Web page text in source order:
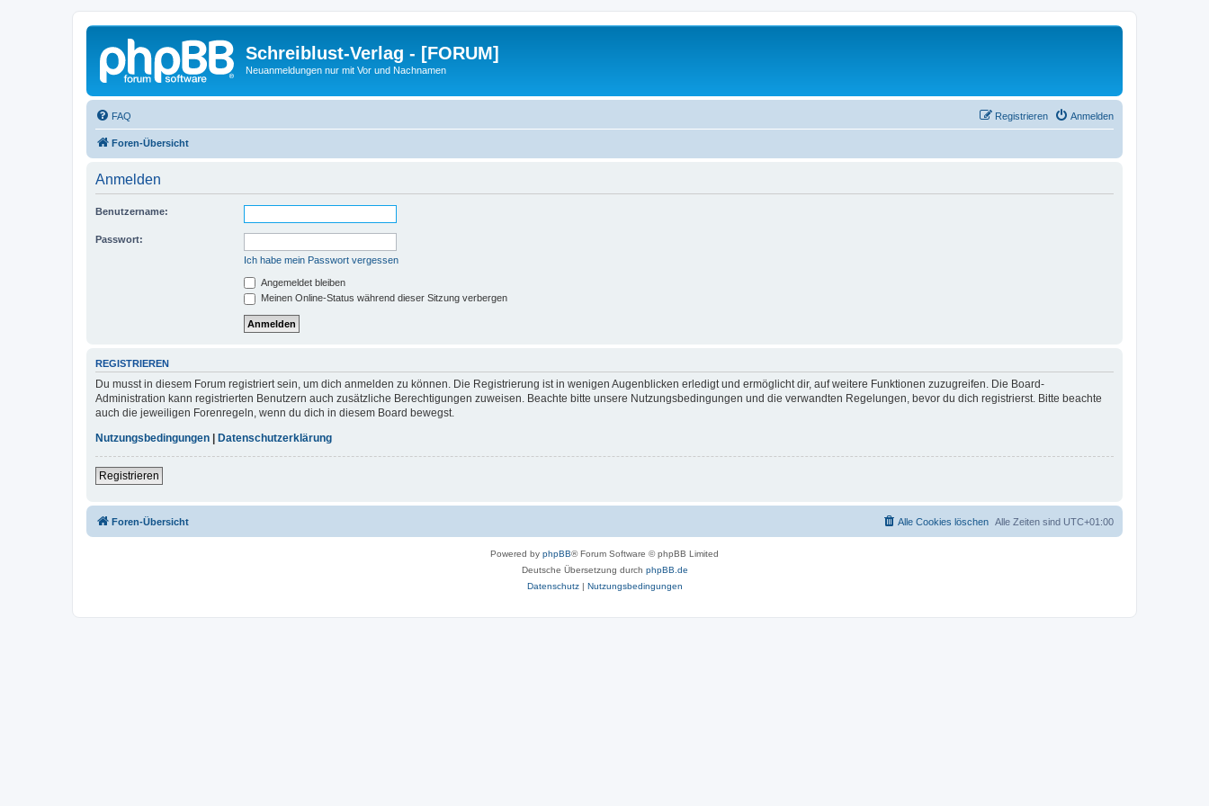
Schreiblust-Verlag - [FORUM]
Neuanmeldungen nur mit Vor und Nachnamen
FAQ Anmelden
Registrieren
Foren-Übersicht
Anmelden
Benutzername:
Passwort:
Ich habe mein Passwort vergessen
Angemeldet bleiben
Meinen Online-Status während dieser Sitzung verbergen
REGISTRIEREN
Du musst in diesem Forum registriert sein, um dich anmelden zu können. Die Registrierung ist in wenigen Augenblicken erledigt und ermöglicht dir, auf weitere Funktionen zuzugreifen. Die Board-
Administration kann registrierten Benutzern auch zusätzliche Berechtigungen zuweisen. Beachte bitte unsere Nutzungsbedingungen und die verwandten Regelungen, bevor du dich registrierst. Bitte beachte
auch die jeweiligen Forenregeln, wenn du dich in diesem Board bewegst.
Nutzungsbedingungen
Datenschutzerklärung
Registrieren
Foren-Übersicht Alle Zeiten sind UTC+01:00
Alle Cookies löschen
Powered by phpBB® Forum Software © phpBB Limited
Deutsche Übersetzung durch phpBB.de
Datenschutz| Nutzungsbedingungen